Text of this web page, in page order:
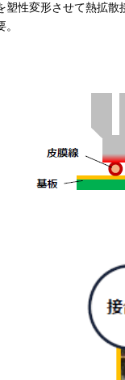
塑性変形させて熱拡散